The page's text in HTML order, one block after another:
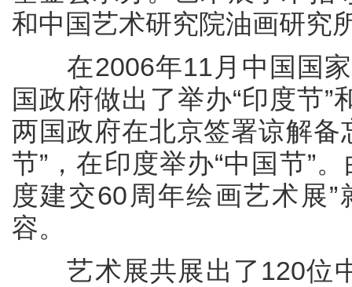
和中国艺术研究院油画研究
在2006年11月中国国家
国政府做出了举办“印度节”
两国政府在北京签署谅解备
节”，在印度举办“中国节”
度建交60周年绘画艺术展
容。
艺术展共展出了120位中